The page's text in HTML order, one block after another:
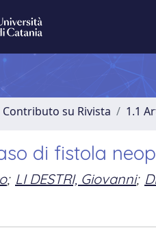
Contributo su Rivista 1.1
di fistola
; LI DESTRI, Giovanni;